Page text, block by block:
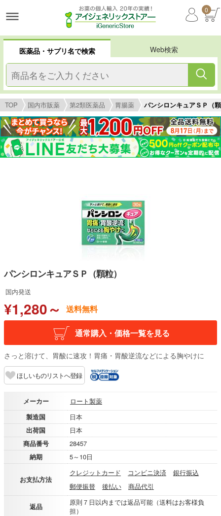
0
医薬品・サプリ名で検索 Web検索
TOP 国内市販薬 第2類医薬品 胃腸薬 パンシロンキュアＳＰ（
パンシロンキュアＳＰ（顆粒）
国内発送
¥1,280～ 送料無料
通常購入・価格一覧を見る
さっと溶けて、胃酸に速攻！胃痛・胃酸逆流などによる胸やけに
ほしいものリストへ登録
メーカー
ロート製薬
製造国
日本
出荷国
日本
商品番号
28457
納期
5～10日
お支払方法
クレジットカード コンビニ決済
銀行振込
郵便振替
後払い 商品代引
返品
原則７日以内までは返品可能（送料はお客様負
担）